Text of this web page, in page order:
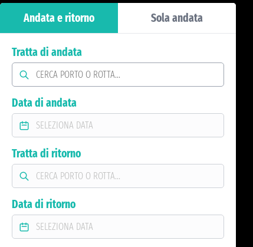
Andata e ritorno Sola andata
Tratta di andata
Data di andata
Tratta di ritorno
Data di ritorno